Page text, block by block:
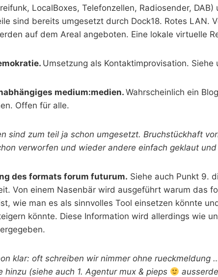
LocalBoxes, Telefonzellen, Radiosender,
sind bereits umgesetzt durch Dock18. Rotes LAN.
auf dem Areal angeboten. Eine lokale virtuelle
Umsetzung als Kontaktimprovisation. Siehe
medium:medien. Wahrscheinlich ein
Offen für alle.
sind zum teil ja schon umgesetzt. Bruchstückhaft
verworfen und wieder andere einfach geklaut
des formats forum futurum. Siehe auch Punkt 9.
Von einem Nasenbär wird ausgeführt warum das
wie man es als sinnvolles Tool einsetzen könnte
könnte. Diese Information wird allerdings wie
klar: oft schreiben wir nimmer ohne rueckmeldung
hinzu (siehe auch 1. Agentur mux & pieps